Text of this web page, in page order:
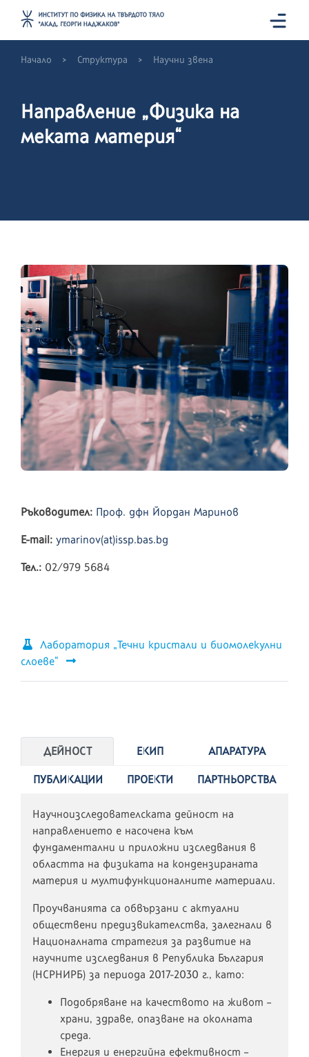
Начало > Структура > Научни звена
Направление „Физика на
меката материя“
Ръководител: Проф. дфн Йордан Маринов
E-mail: ymarinov(at)issp.bas.bg
Тел.: 02/979 5684
Лаборатория „Течни кристали и биомолекулни
слоеве“
ДЕЙНОСТ ЕКИП АПАРАТУРА
ПУБЛИКАЦИИ ПРОЕКТИ ПАРТНЬОРСТВА
Научноизследователската дейност на
направлението е насочена към
фундаментални и приложни изследвания в
областта на физиката на кондензираната
материя и мултифункционалните материали.
Проучванията са обвързани с актуални
обществени предизвикателства, залегнали в
Националната стратегия за развитие на
научните изследвания в Република България
(НСРНИРБ) за периода 2017-2030 г., като:
Подобряване на качеството на живот –
храни, здраве, опазване на околната
среда.
Енергия и енергийна ефективност –